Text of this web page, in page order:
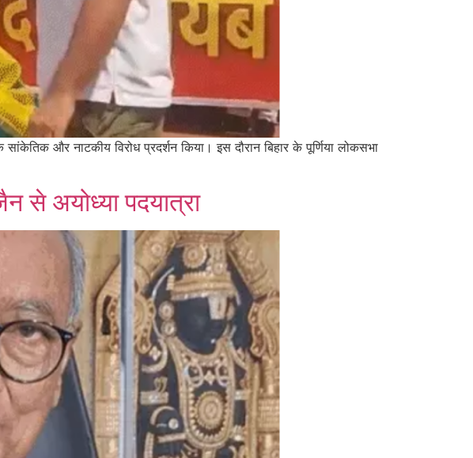
और नाटकीय विरोध प्रदर्शन किया। इस दौरान बिहार के पूर्णिया लोकसभा
से अयोध्या पदयात्रा